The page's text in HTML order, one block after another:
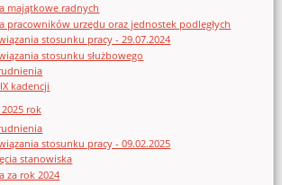
majątkowe radnych
pracowników urzędu oraz jednostek podległych
stosunku pracy - 29.07.2024
stosunku służbowego
kadencji
rok
stosunku pracy - 09.02.2025
stanowiska
za rok 2024